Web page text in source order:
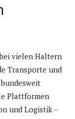
vielen Haltern
Transporte und
Plattformen
und Logistik –